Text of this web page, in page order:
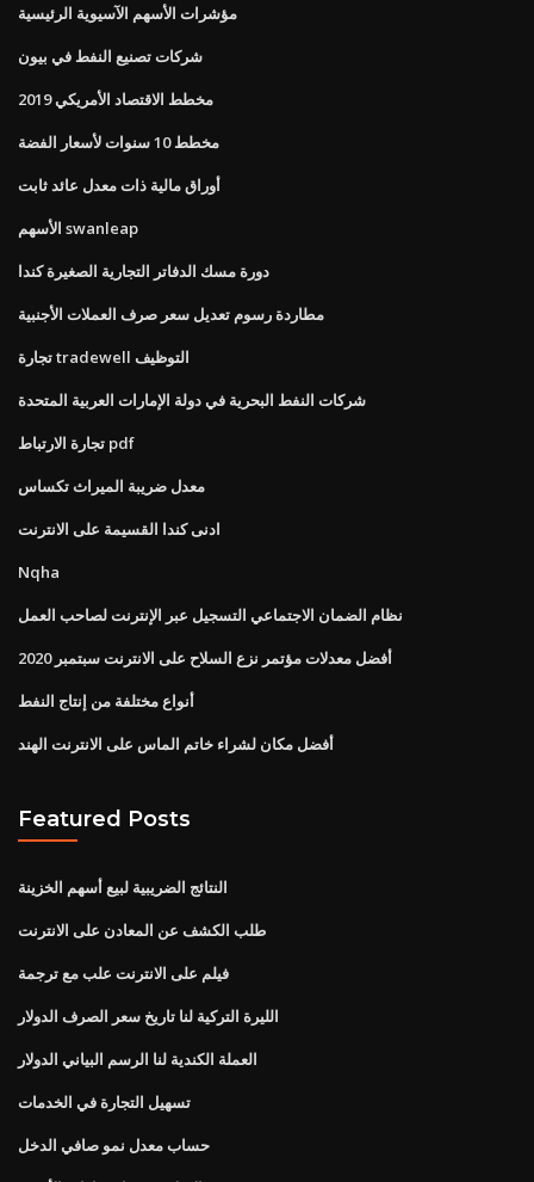
مؤشرات الأسهم الآسيوية الرئيسية
شركات تصنيع النفط في بيون
مخطط الاقتصاد الأمريكي 2019
مخطط 10 سنوات لأسعار الفضة
أوراق مالية ذات معدل عائد ثابت
الأسهم swanleap
دورة مسك الدفاتر التجارية الصغيرة كندا
مطاردة رسوم تعديل سعر صرف العملات الأجنبية
تجارة tradewell التوظيف
شركات النفط البحرية في دولة الإمارات العربية المتحدة
تجارة الارتباط pdf
معدل ضريبة الميراث تكساس
ادنى كندا القسيمة على الانترنت
Nqha
نظام الضمان الاجتماعي التسجيل عبر الإنترنت لصاحب العمل
أفضل معدلات مؤتمر نزع السلاح على الانترنت سبتمبر 2020
أنواع مختلفة من إنتاج النفط
أفضل مكان لشراء خاتم الماس على الانترنت الهند
Featured Posts
النتائج الضريبية لبيع أسهم الخزينة
طلب الكشف عن المعادن على الانترنت
فيلم على الانترنت علب مع ترجمة
الليرة التركية لنا تاريخ سعر الصرف الدولار
العملة الكندية لنا الرسم البياني الدولار
تسهيل التجارة في الخدمات
حساب معدل نمو صافي الدخل